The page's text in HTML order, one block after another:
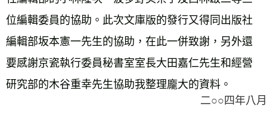
位編輯委員的協助。此次文庫版的發行又得同出版社
編輯部坂本憲一先生的協助，在此一併致謝，另外還
要感謝京瓷執行委員秘書室室長大田嘉仁先生和經營
研究部的木谷重幸先生協助我整理龐大的資料。
二○○四年八月